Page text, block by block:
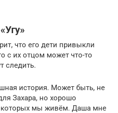
что его дети привыкли
с их отцом может что-то
следить.
история. Может быть, не
Захара, но хорошо
мы живём. Даша мне